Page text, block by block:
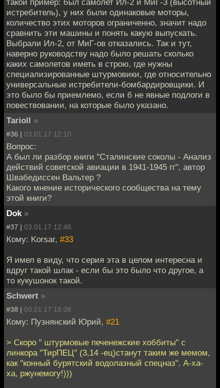
истребитель), у них были одинаковые моторы,
количество этих моторов ограниченно, значит надо
сравнить эти машины и понять какую выпускать.
Выбрали Ил-2, от МиГ-ов отказались. Так и тут,
наверно руководству надо было решать сколько
каких самолетов иметь в строю, где нужны
специализированные штурмовики, где относительно
универсальные истребители-бомбардировщики. И
это было бы приемлемо, если б не явные подлоги в
повествовании, на которые было указано.
Tarioll »
#36 | 03.01.17 12:10
Вопрос:
А был ли разбор книги "Сталинские соколы - Анализ
действий советской авиации в 1941-1945 гг", автор
Швабедиссен Вальтер ?
Какого мнение исторического сообщества на тему
этой книги?
Dok »
#37 | 03.01.17 12:46
Кому: Korsar, #33
Я имел в виду, что серия эта в целом интересна и
вдруг такой шлак - если бы это было что другое, а
то кукушонок такой.
Schwert »
#38 | 03.01.17 18:08
Кому: Пузнянский Юрий, #21
> Скоро " штурмовые печенежские хоббиты" с
линкора "ТирПЕЦ" (3,14 -ец)станут таким же мемом,
как "конный бурятский водолазный спецназ". А-ха-
ха, ржунемогу!)))